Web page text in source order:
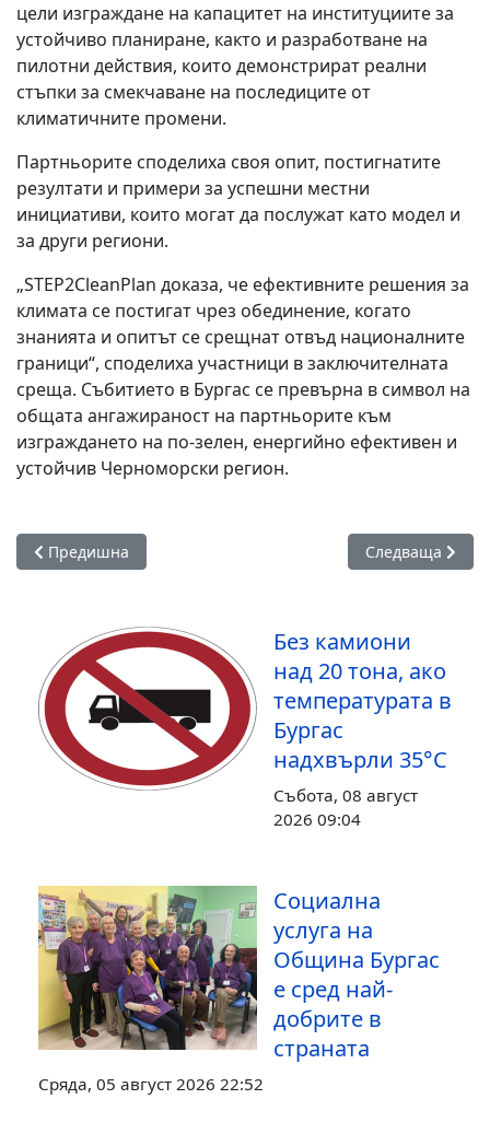
цели изграждане на капацитет на институциите за
устойчиво планиране, както и разработване на
пилотни действия, които демонстрират реални
стъпки за смекчаване на последиците от
климатичните промени.
Партньорите споделиха своя опит, постигнатите
резултати и примери за успешни местни
инициативи, които могат да послужат като модел и
за други региони.
„STEP2CleanPlan доказа, че ефективните решения за
климата се постигат чрез обединение, когато
знанията и опитът се срещнат отвъд националните
граници“, споделиха участници в заключителната
среща. Събитието в Бургас се превърна в символ на
общата ангажираност на партньорите към
изграждането на по-зелен, енергийно ефективен и
устойчив Черноморски регион.
Предишна статия: Включете се в работилницата по
Предишна Следваща
Следваща
Без камиони
над 20 тона, ако
температурата в
Бургас
надхвърли 35°С
Събота, 08 август
2026 09:04
Социална
услуга на
Община Бургас
е сред най-
добрите в
страната
Сряда, 05 август 2026 22:52